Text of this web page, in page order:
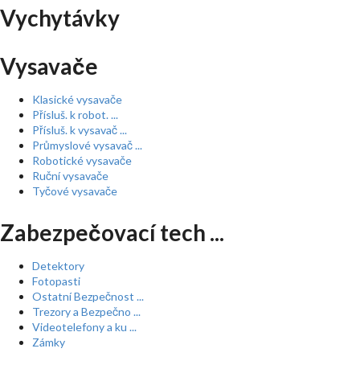
Vychytávky
Vysavače
Klasické vysavače
Přísluš. k robot. ...
Přísluš. k vysavač ...
Průmyslové vysavač ...
Robotické vysavače
Ruční vysavače
Tyčové vysavače
Zabezpečovací tech ...
Detektory
Fotopasti
Ostatní Bezpečnost ...
Trezory a Bezpečno ...
Videotelefony a ku ...
Zámky